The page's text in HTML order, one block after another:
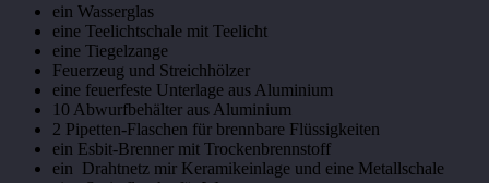
ein Wasserglas
eine Teelichtschale mit Teelicht
eine Tiegelzange
Feuerzeug und Streichhölzer
eine feuerfeste Unterlage aus Aluminium
10 Abwurfbehälter aus Aluminium
2 Pipetten-Flaschen für brennbare Flüssigkeiten
ein Esbit-Brenner mit Trockenbrennstoff
ein Drahtnetz mir Keramikeinlage und eine Metallschale